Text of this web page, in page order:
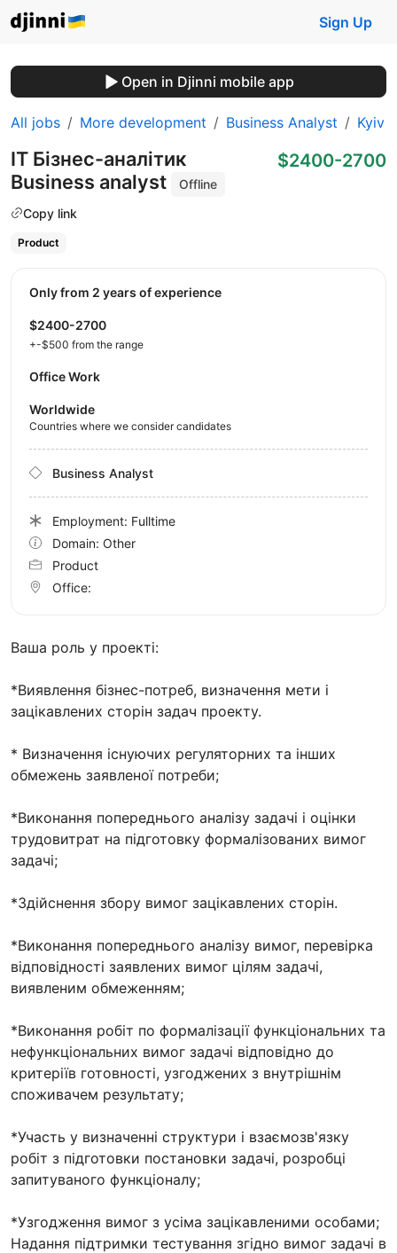
Sign Up
Open in Djinni mobile app
All jobs More development Business Analyst Kyiv
IT Бізнес-аналітик
Business analyst
Offline
Copy link
$2400-2700
Product
Ваша роль у проекті:
*Виявлення бізнес-потреб, визначення мети і
зацікавлених сторін задач проекту.
* Визначення існуючих регуляторних та інших
обмежень заявленої потреби;
*Виконання попереднього аналізу задачі і оцінки
трудовитрат на підготовку формалізованих вимог
задачі;
*Здійснення збору вимог зацікавлених сторін.
*Виконання попереднього аналізу вимог, перевірка
відповідності заявлених вимог цілям задачі,
виявленим обмеженням;
*Виконання робіт по формалізації функціональних та
нефункціональних вимог задачі відповідно до
критеріїв готовності, узгоджених з внутрішнім
споживачем результату;
*Участь у визначенні структури і взаємозв'язку
робіт з підготовки постановки задачі, розробці
запитуваного функціоналу;
*Узгодження вимог з усіма зацікавленими особами;
Надання підтримки тестування згідно вимог задачі в
Only from 2 years of experience
$2400-2700
+-$500 from the range
Office Work
Worldwide
Countries where we consider candidates
Business Analyst
Employment: Fulltime
Domain: Other
Product
Office: